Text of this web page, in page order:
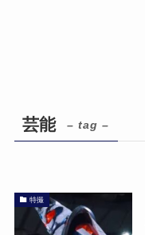
芸能 – tag –
特撮